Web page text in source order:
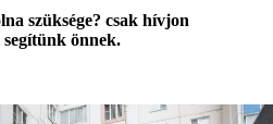
szüksége? csak hívjon
önnek.